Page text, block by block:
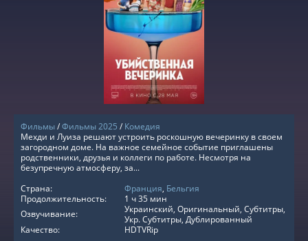
СМОТРЕТЬ ОНЛАЙН
Фильмы/Фильмы 2025 / Комедия
Мехди и Луиза решают устроить роскошную вечеринку в своем
загородном доме. На важное семейное событие приглашены
родственники, друзья и коллеги по работе. Несмотря на
безупречную атмосферу, за...
Страна:
Франция, Бельгия
Продолжительность:
1 ч 35 мин
Озвучивание:
Украинский, Оригинальный, Субтитры,
Укр. Субтитры, Дублированный
Качество:
HDTVRip